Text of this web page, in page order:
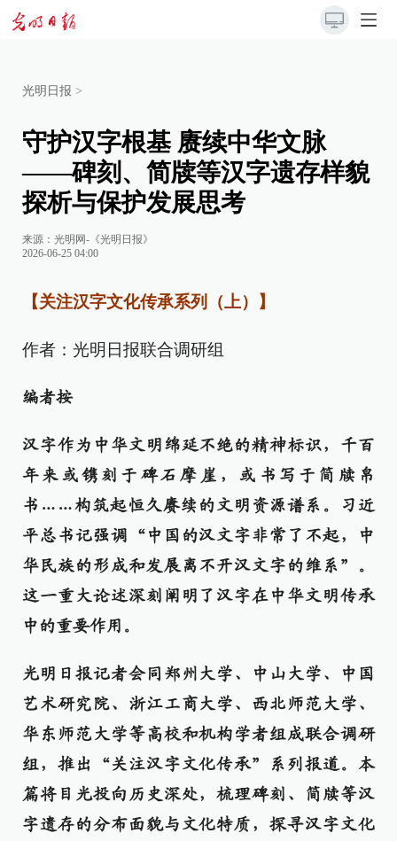
光明日报 >
守护汉字根基 赓续中华文脉
——碑刻、简牍等汉字遗存样貌
探析与保护发展思考
来源： 光明网-《光明日报》
2026-06-25 04:00
【关注汉字文化传承系列（上）】
作者：光明日报联合调研组
编者按
汉字作为中华文明绵延不绝的精神标识，千百
年来或镌刻于碑石摩崖，或书写于简牍帛
书……构筑起恒久赓续的文明资源谱系。习近
平总书记强调“中国的汉文字非常了不起，中
华民族的形成和发展离不开汉文字的维系”。
这一重大论述深刻阐明了汉字在中华文明传承
中的重要作用。
光明日报记者会同郑州大学、中山大学、中国
艺术研究院、浙江工商大学、西北师范大学、
华东师范大学等高校和机构学者组成联合调研
组，推出“关注汉字文化传承”系列报道。本
篇将目光投向历史深处，梳理碑刻、简牍等汉
字遗存的分布面貌与文化特质，探寻汉字文化